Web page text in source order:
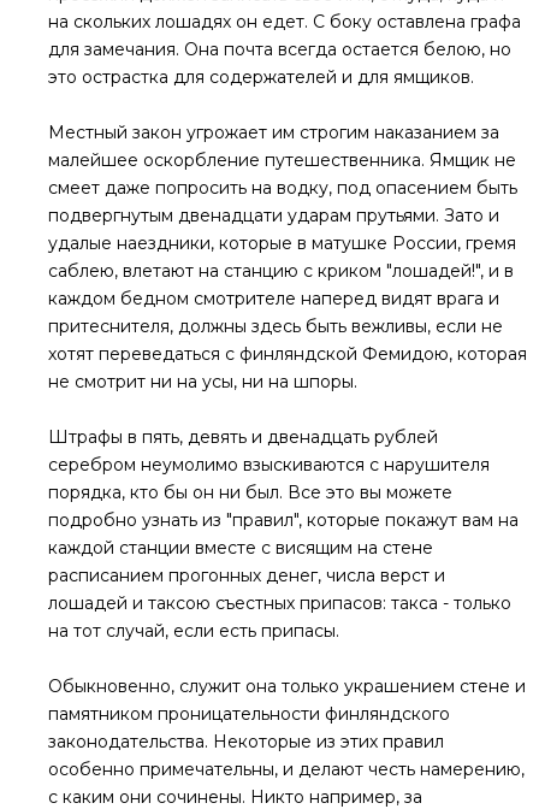
на скольких лошадях он едет. С боку оставлена графа
для замечания. Она почта всегда остается белою, но
это острастка для содержателей и для ямщиков.
Местный закон угрожает им строгим наказанием за
малейшее оскорбление путешественника. Ямщик не
смеет даже попросить на водку, под опасением быть
подвергнутым двенадцати ударам прутьями. Зато и
удалые наездники, которые в матушке России, гремя
саблею, влетают на станцию с криком "лошадей!", и в
каждом бедном смотрителе наперед видят врага и
притеснителя, должны здесь быть вежливы, если не
хотят переведаться с финляндской Фемидою, которая
не смотрит ни на усы, ни на шпоры.
Штрафы в пять, девять и двенадцать рублей
серебром неумолимо взыскиваются с нарушителя
порядка, кто бы он ни был. Все это вы можете
подробно узнать из "правил", которые покажут вам на
каждой станции вместе с висящим на стене
расписанием прогонных денег, числа верст и
лошадей и таксою съестных припасов: такса - только
на тот случай, если есть припасы.
Обыкновенно, служит она только украшением стене и
памятником проницательности финляндского
законодательства. Некоторые из этих правил
особенно примечательны, и делают честь намерению,
с каким они сочинены. Никто например, за